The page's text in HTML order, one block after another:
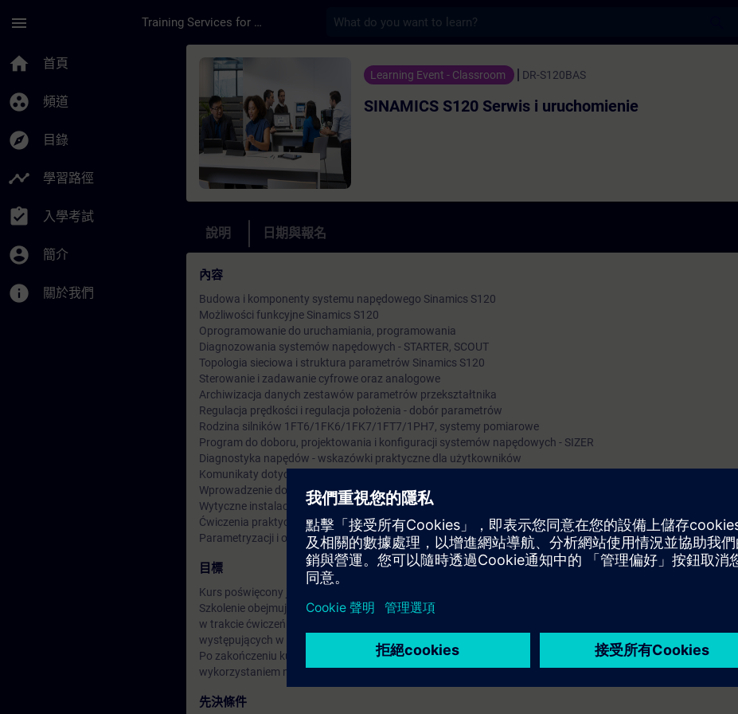
menu Training Services for Digital Industries
home 首頁
group_work 頻道
explore 目錄
timeline 學習路徑
assignment_turned_in 入學考試
account_circle 簡介
info 關於我們
課程 - SINAMICS S120 Serwis i uruchomienie - 培訓 - 培訓 - 專業
Learning Event - Classroom DR-S120BAS
SINAMICS S120 Serwis i uruchomienie
說明 日期與報名
內容
Budowa i komponenty systemu napędowego Sinamics S120
Możliwości funkcyjne Sinamics S120
Oprogramowanie do uruchamiania, programowania
Diagnozowania systemów napędowych - STARTER, SCOUT
Topologia sieciowa i struktura parametrów Sinamics S120
Sterowanie i zadawanie cyfrowe oraz analogowe
Archiwizacja danych zestawów parametrów przekształtnika
Regulacja prędkości i regulacja położenia - dobór parametrów
Rodzina silników 1FT6/1FK6/1FK7/1FT7/1PH7, systemy pomiarowe
Program do doboru, projektowania i konfiguracji systemów napędowych - SIZER
Diagnostyka napędów - wskazówki praktyczne dla użytkowników
Komunikaty dotyczące błędów i alarmów, funkcje oscyloskopowe
Wprowadzenie do bezpieczeństwa maszyn
Wytyczne instalacyjne zgodne z EMC
Ćwiczenia praktyczne uruchamiania, sterowania, diagnozowania
Parametryzacji i obsługi na modelu szkoleniowym.
目標
Kurs poświęcony jest projektowaniu aplikacji opartych o napędy SINAMICS S120.
Szkolenie obejmuje podstawy systemu napędowego SINAMICS S120. Zdobyta wiedza teoretyczna
w trakcie ćwiczeń praktycznych do uruchamiania napędu, jego parametryzacji i optymalizacji oraz
występujących w nim problemów.
Po zakończeniu kursu, będziesz w stanie szybko i skutecznie przeprowadzić rozruch i optymalizację napędu z
wykorzystaniem narzędzia STARTER/SCOUT.
先決條件